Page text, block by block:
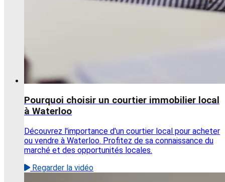
Pourquoi choisir un courtier immobilier local
à Waterloo
Découvrez l'importance d'un courtier local pour acheter
ou vendre à Waterloo. Profitez de sa connaissance du
marché et des opportunités locales.
Regarder la vidéo